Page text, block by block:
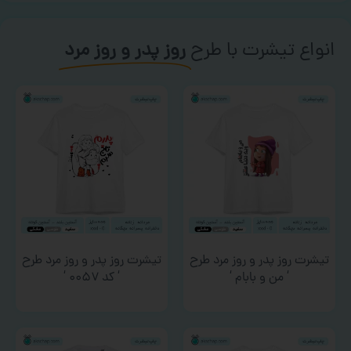
انواع تیشرت با طرحروز پدر و روز مرد
تیشرت روز پدر و روز مرد طرح
‘ من و بابام ‘
تیشرت روز پدر و روز مرد طرح
‘ کد ۰۰۵۷ ‘